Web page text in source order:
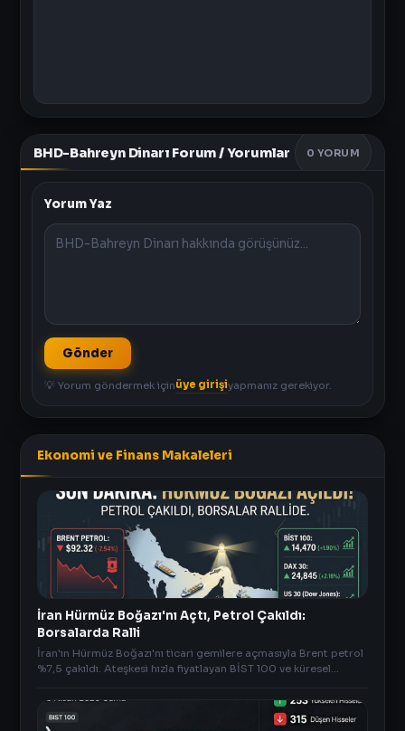
BHD-Bahreyn Dinarı Forum / Yorumlar 0 YORUM
Yorum Yaz
Gönder
💡 Yorum göndermek içinüye girişiyapmanız gerekiyor.
Ekonomi ve Finans Makaleleri
İran Hürmüz Boğazı'nı Açtı, Petrol Çakıldı:
Borsalarda Ralli
İran'ın Hürmüz Boğazı'nı ticari gemilere açmasıyla Brent petrol
%7,5 çakıldı. Ateşkesi hızla fiyatlayan BİST 100 ve küresel